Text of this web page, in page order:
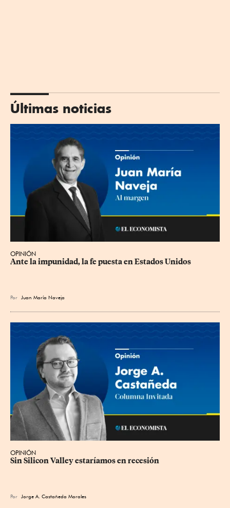
Últimas noticias
OPINIÓN
Ante la impunidad, la fe puesta en Estados Unidos
Por Juan María Naveja
OPINIÓN
Sin Silicon Valley estaríamos en recesión
Por Jorge A. Castañeda Morales